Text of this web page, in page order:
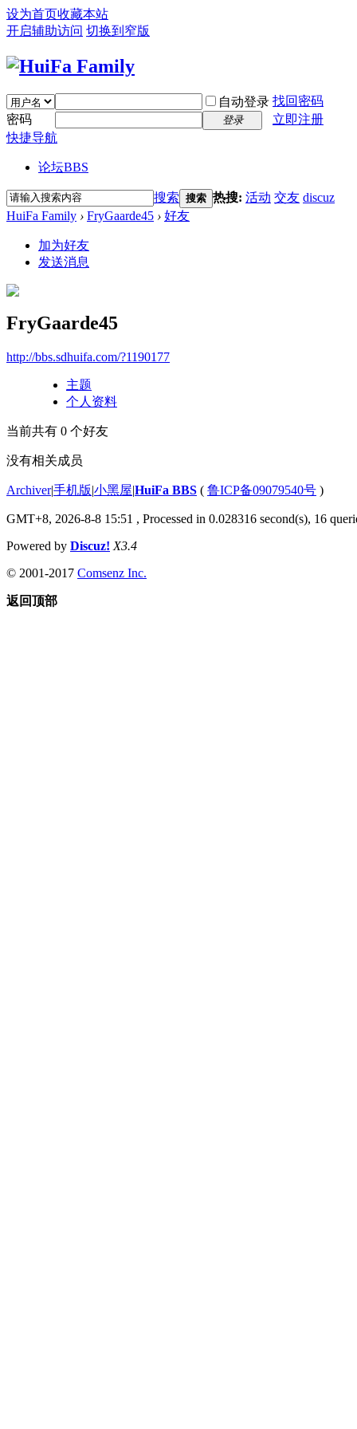
设为首页收藏本站
开启辅助访问 切换到窄版
自动登录 找回密码
密码
登录
立即注册
快捷导航
论坛BBS
搜索 搜索 热搜: 活动 交友 discuz
HuiFa Family › FryGaarde45 › 好友
加为好友
发送消息
FryGaarde45
http://bbs.sdhuifa.com/?1190177
主题
个人资料
当前共有 0 个好友
没有相关成员
Archiver|手机版|小黑屋|HuiFa BBS ( 鲁ICP备09079540号 )
GMT+8, 2026-8-8 15:51 , Processed in 0.028316 second(s), 16
Powered by Discuz! X3.4
© 2001-2017 Comsenz Inc.
返回顶部